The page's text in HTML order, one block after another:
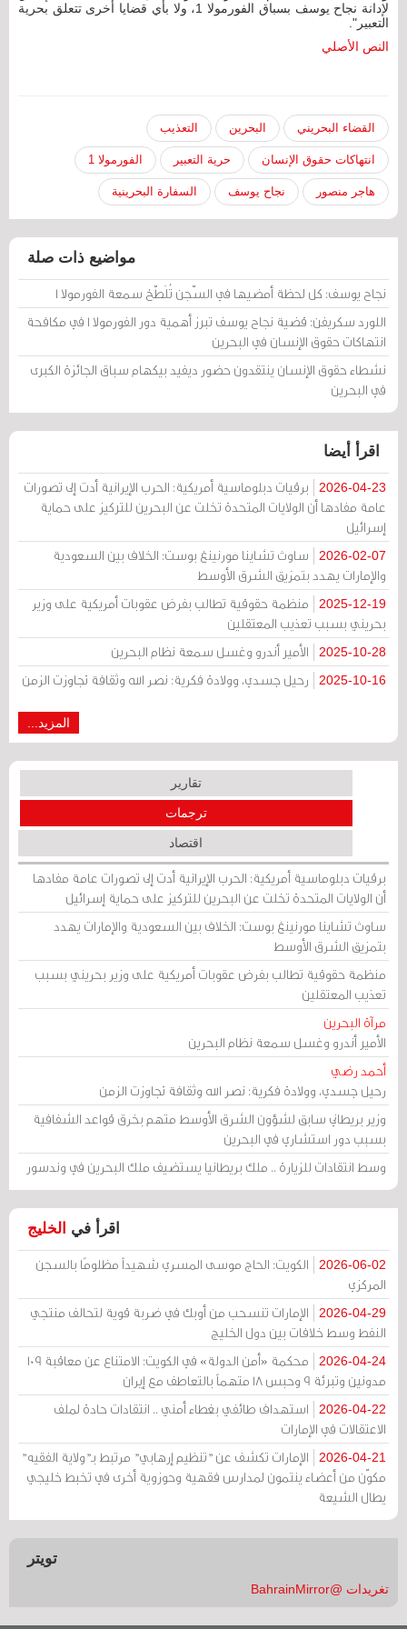
لإدانة نجاح يوسف بسباق الفورمولا 1، ولا بأي قضايا أخرى تتعلق بحرية
التعبير".
النص الأصلي
القضاء البحريني البحرين التعذيب
انتهاكات حقوق الإنسان حرية التعبير الفورمولا 1
هاجر منصور نجاح يوسف السفارة البحرينية
مواضيع ذات صلة
نجاح يوسف: كل لحظة أمضيها في السّجن تُلَطّخ سمعة الفورمولا 1
اللورد سكريفن: قضية نجاح يوسف تبرز أهمية دور الفورمولا 1 في مكافحة
انتهاكات حقوق الإنسان في البحرين
نشطاء حقوق الإنسان ينتقدون حضور ديفيد بيكهام سباق الجائزة الكبرى
في البحرين
اقرأ أيضا
2026-04-23
برقيات دبلوماسية أمريكية: الحرب الإيرانية أدت إلى تصورات
عامة مفادها أن الولايات المتحدة تخلت عن البحرين للتركيز على حماية
إسرائيل
2026-02-07
ساوث تشاينا مورنينغ بوست: الخلاف بين السعودية
والإمارات يهدد بتمزيق الشرق الأوسط
2025-12-19
منظمة حقوقية تطالب بفرض عقوبات أمريكية على وزير
بحريني بسبب تعذيب المعتقلين
2025-10-28 الأمير أندرو وغسل سمعة نظام البحرين
2025-10-16 رحيل جسدي، وولادة فكرية: نصر الله وثقافة تجاوزت الزمن
المزيد...
تقارير
ترجمات
اقتصاد
برقيات دبلوماسية أمريكية: الحرب الإيرانية أدت إلى تصورات عامة مفادها
أن الولايات المتحدة تخلت عن البحرين للتركيز على حماية إسرائيل
ساوث تشاينا مورنينغ بوست: الخلاف بين السعودية والإمارات يهدد
بتمزيق الشرق الأوسط
منظمة حقوقية تطالب بفرض عقوبات أمريكية على وزير بحريني بسبب
تعذيب المعتقلين
مرآة البحرين
الأمير أندرو وغسل سمعة نظام البحرين
أحمد رضي
رحيل جسدي، وولادة فكرية: نصر الله وثقافة تجاوزت الزمن
وزير بريطاني سابق لشؤون الشرق الأوسط متهم بخرق قواعد الشفافية
بسبب دور استشاري في البحرين
وسط انتقادات للزيارة .. ملك بريطانيا يستضيف ملك البحرين في وندسور
اقرأ في الخليج
2026-06-02
الكويت: الحاج موسى المسري شهيداً مظلومًا بالسجن
المركزي
2026-04-29
الإمارات تنسحب من أوبك في ضربة قوية لتحالف منتجي
النفط وسط خلافات بين دول الخليج
2026-04-24
محكمة «أمن الدولة» في الكويت: الامتناع عن معاقبة 109
مدونين وتبرئة 9 وحبس 18 متهماً بالتعاطف مع إيران
2026-04-22
استهداف طائفي بغطاء أمني .. انتقادات حادة لملف
الاعتقالات في الإمارات
2026-04-21
الإمارات تكشف عن "تنظيم إرهابي" مرتبط بـ"ولاية الفقيه"
مكوّن من أعضاء ينتمون لمدارس فقهية وحوزوية أخرى في تخبط خليجي
يطال الشيعة
تويتر
تغريدات @BahrainMirror